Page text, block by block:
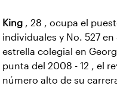
King , 28 , ocupa el
individuales y No. 527 en
estrella colegial en
punta del 2008 - 12 , el
número alto de su